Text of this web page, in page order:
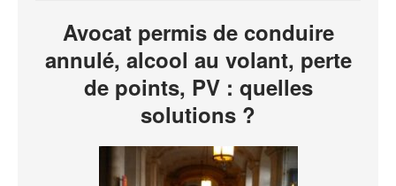
Avocat permis de conduire
annulé, alcool au volant, perte
de points, PV : quelles
solutions ?